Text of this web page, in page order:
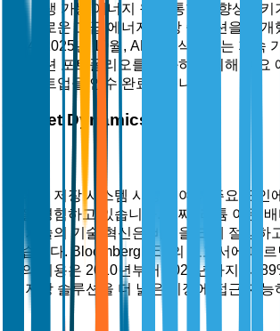
생 가능 에너지 원의 통합을 향상시키
로운 고급 에너지 저장 솔루션을 공개
2025년 10월, ABB 주식회사는 지속
션 포트폴리오를 강화하기 위해 주요
트업을 인수 완료했습니다.
Market Dynamics
에너지 저장 시스템 시장은 여러 주요 요인
장을 경험하고 있습니다. 첫째, 리튬 이온
리 기술의 기술 혁신은 비용을 크게 절감하
켰습니다. BloombergNEF의 보고서에 따르
리의 비용은 2010년부터 2023년까지 약
지 저장 솔루션을 더 넓은 시장에 접근 가능